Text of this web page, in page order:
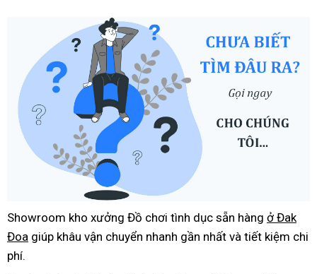
Showroom kho xưởng Đồ chơi tình dục sẵn hàng ở Đak
Đoa giúp khâu vận chuyển nhanh gần nhất và tiết kiệm chi
phí.